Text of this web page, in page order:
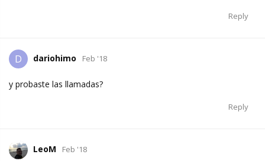
Reply
D dariohimo Feb '18
y probaste las llamadas?
Reply
LeoM Feb '18